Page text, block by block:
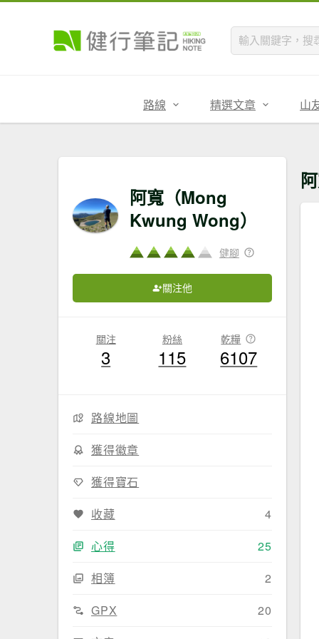
路線 精選文章 山
阿寬（Mong
Kwung Wong）
健腳
關注他
關注
3
粉絲
115
乾糧
6107
路線地圖
獲得徽章
獲得寶石
收藏
4
心得
25
相簿
2
GPX
20